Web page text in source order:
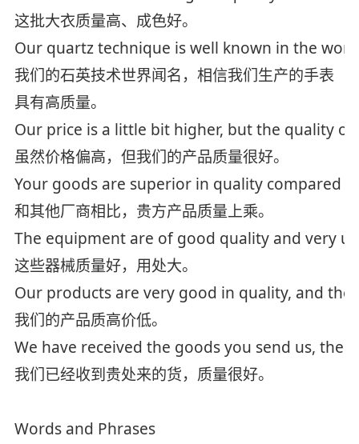
这批大衣质量高、成色好。
Our quartz technique is well known in the
我们的石英技术世界闻名，相信我们生产的手表
具有高质量。
Our price is a little bit higher, but the quality
虽然价格偏高，但我们的产品质量很好。
Your goods are superior in quality compared
和其他厂商相比，贵方产品质量上乘。
The equipment are of good quality and very
这些器械质量好，用处大。
Our products are very good in quality, and the
我们的产品质高价低。
We have received the goods you send us, the
我们已经收到贵处来的货，质量很好。
Words and Phrases